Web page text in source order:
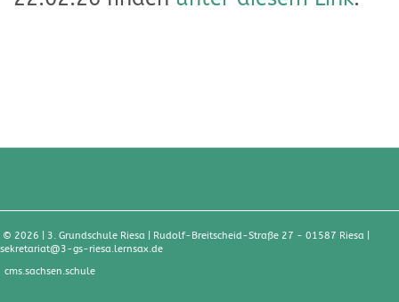
© 2026 3. Grundschule Riesa | Rudolf-Breitscheid-Straße 27 - 01587 Riesa
sekretariat@3-gs-riesa.lernsax.de
cms.sachsen.schule